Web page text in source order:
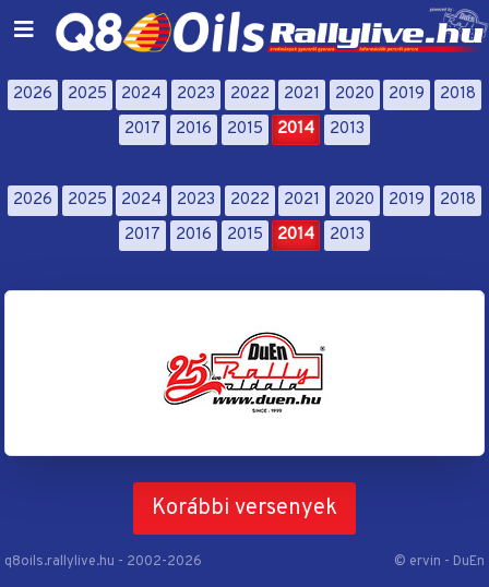
2026 2025 2024 2023 2022 2021 2020 2019
2018
2017
2016 2015 2014 2013
2026 2025 2024 2023 2022 2021 2020 2019
2018
2017
2016 2015 2014 2013
Korábbi versenyek
q8oils.rallylive.hu - 2002-2026 © ervin - DuEn